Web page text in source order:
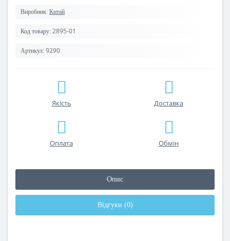
Виробник: Китай
Код товару: 2895-01
Артикул: 9290
Якість Доставка
Оплата Обмін
Опис
Відгуки (0)